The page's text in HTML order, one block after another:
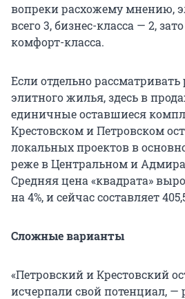
вопреки расхожему мнению,
всего 3, бизнес-класса — 2,
комфорт-класса.
Если отдельно
элитного жилья, здесь в
единичные оставшиеся
Крестовском и Петровском
локальных проектов в
реже в Центральном и
Средняя цена «квадрата»
на 4%, и сейчас составляет
Сложные варианты
«Петровский и Крестовский
исчерпали свой потенциал, —